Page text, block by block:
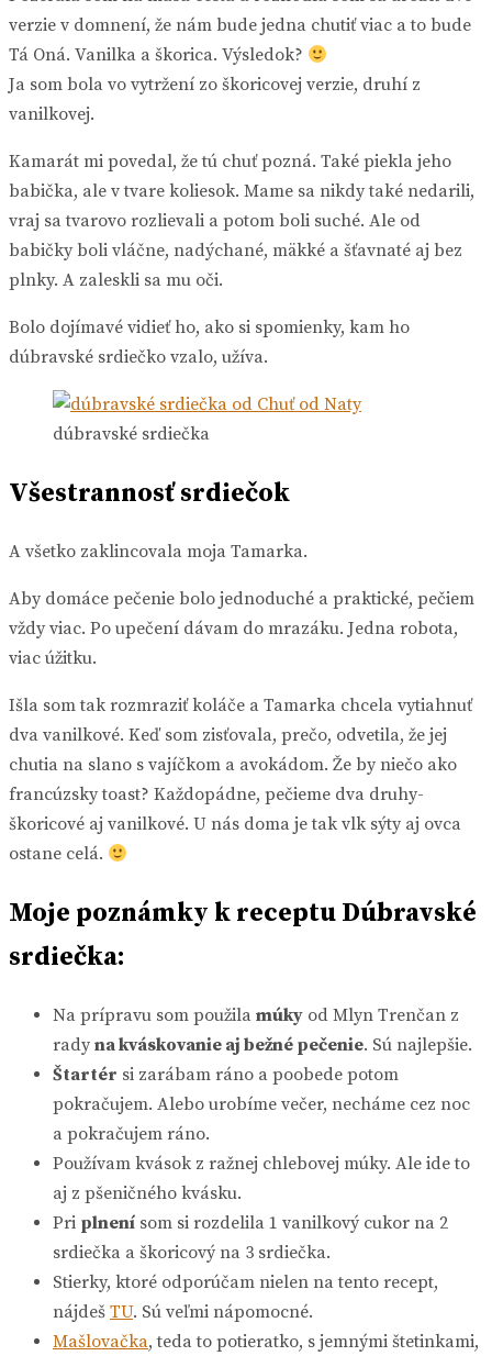
verzie v domnení, že nám bude jedna chutiť viac a to bude
Tá Oná. Vanilka a škorica. Výsledok?
Ja som bola vo vytržení zo škoricovej verzie, druhí z
vanilkovej.
Kamarát mi povedal, že tú chuť pozná. Také piekla jeho
babička, ale v tvare koliesok. Mame sa nikdy také nedarili,
vraj sa tvarovo rozlievali a potom boli suché. Ale od
babičky boli vláčne, nadýchané, mäkké a šťavnaté aj bez
plnky. A zaleskli sa mu oči.
Bolo dojímavé vidieť ho, ako si spomienky, kam ho
dúbravské srdiečko vzalo, užíva.
dúbravské srdiečka
Všestrannosť srdiečok
A všetko zaklincovala moja Tamarka.
Aby domáce pečenie bolo jednoduché a praktické, pečiem
vždy viac. Po upečení dávam do mrazáku. Jedna robota,
viac úžitku.
Išla som tak rozmraziť koláče a Tamarka chcela vytiahnuť
dva vanilkové. Keď som zisťovala, prečo, odvetila, že jej
chutia na slano s vajíčkom a avokádom. Že by niečo ako
francúzsky toast? Každopádne, pečieme dva druhy-
škoricové aj vanilkové. U nás doma je tak vlk sýty aj ovca
ostane celá.
Moje poznámky k receptu Dúbravské
srdiečka:
Na prípravu som použila múky od Mlyn Trenčan z
rady na kváskovanie aj bežné pečenie. Sú najlepšie.
Štartér si zarábam ráno a poobede potom
pokračujem. Alebo urobíme večer, necháme cez noc
a pokračujem ráno.
Používam kvások z ražnej chlebovej múky. Ale ide to
aj z pšeničného kvásku.
Pri plnení som si rozdelila 1 vanilkový cukor na 2
srdiečka a škoricový na 3 srdiečka.
Stierky, ktoré odporúčam nielen na tento recept,
nájdeš TU. Sú veľmi nápomocné.
Mašlovačka, teda to potieratko, s jemnými štetinkami,